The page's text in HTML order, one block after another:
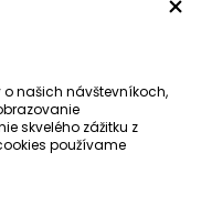
našich návštevníkoch,
skvelého zážitku z
používame